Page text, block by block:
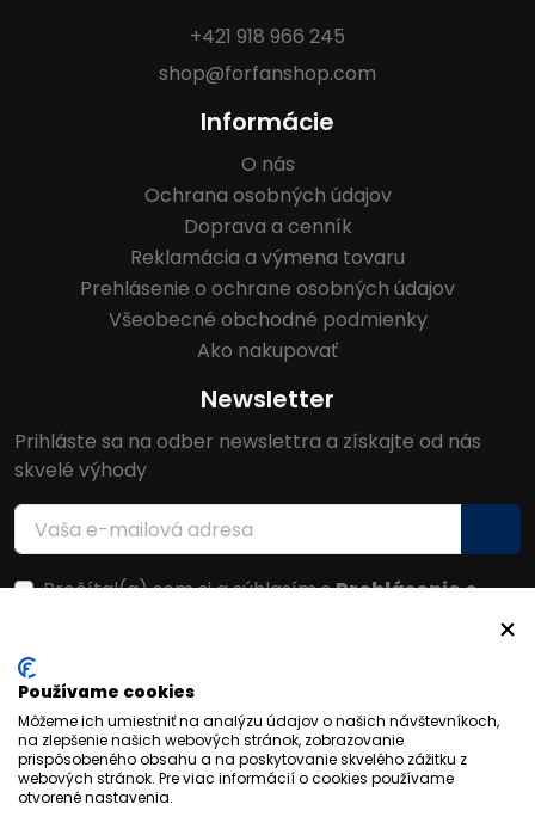
+421 918 966 245
shop@forfanshop.com
Informácie
O nás
Ochrana osobných údajov
Doprava a cenník
Reklamácia a výmena tovaru
Prehlásenie o ochrane osobných údajov
Všeobecné obchodné podmienky
Ako nakupovať
Newsletter
Prihláste sa na odber newslettra a získajte od nás
skvelé výhody
Prečítal(a) som si a súhlasím sPrehlásenie o
Používame cookies
Môžeme ich umiestniť na analýzu údajov o našich návštevníkoch,
na zlepšenie našich webových stránok, zobrazovanie
prispôsobeného obsahu a na poskytovanie skvelého zážitku z
webových stránok. Pre viac informácií o cookies používame
otvorené nastavenia.